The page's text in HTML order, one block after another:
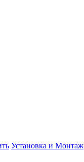
Установка и Монтаж